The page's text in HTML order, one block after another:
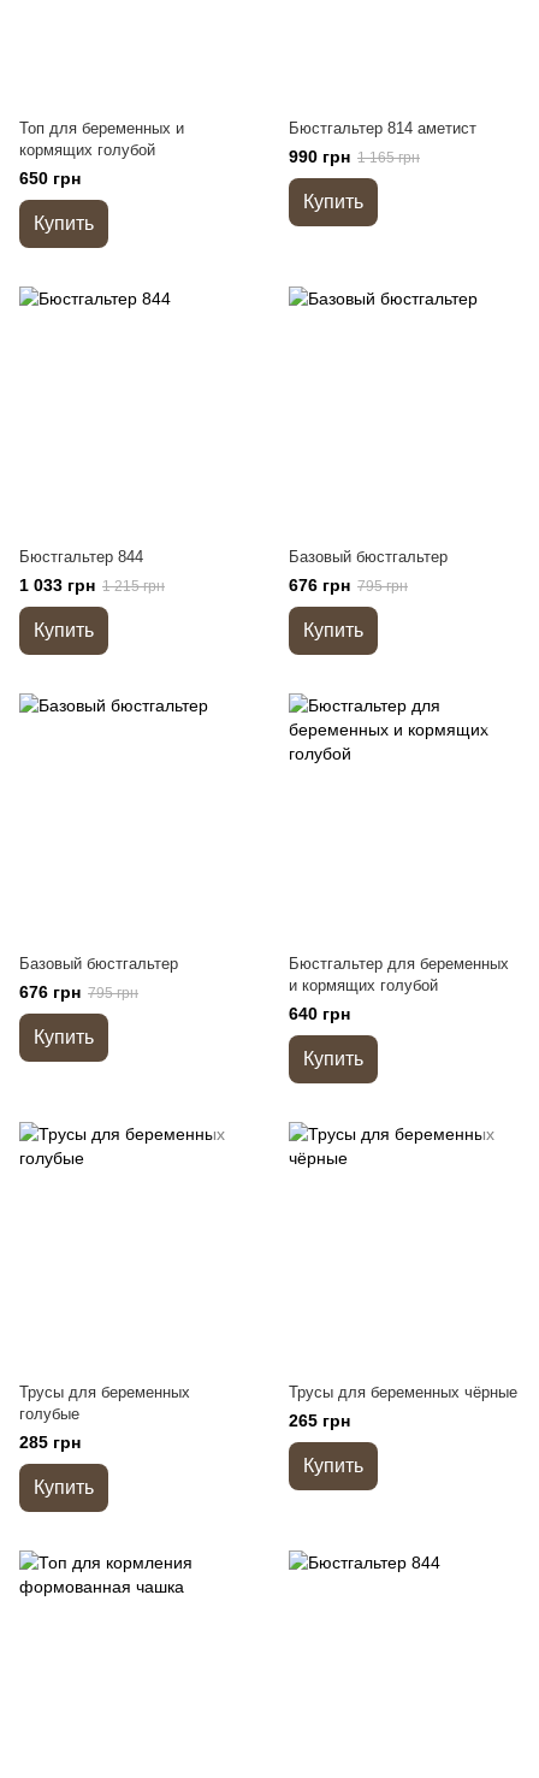
Топ для беременных и
кормящих голубой
650 грн
Купить
Бюстгальтер 814 аметист
990 грн 1 165 грн
Купить
Бюстгальтер 844
1 033 грн 1 215 грн
Купить
Базовый бюстгальтер
676 грн 795 грн
Купить
Базовый бюстгальтер
676 грн 795 грн
Купить
Бюстгальтер для беременных
и кормящих голубой
640 грн
Купить
Трусы для беременных
голубые
285 грн
Купить
Трусы для беременных чёрные
265 грн
Купить